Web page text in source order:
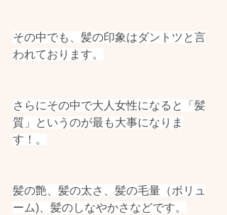
その中でも、髪の印象はダントツと言
われております。
さらにその中で大人女性になると「髪
質」というのが最も大事になりま
す！。
髪の艶、髪の太さ、髪の毛量（ボリュ
ーム)、髪のしなやかさなどです。